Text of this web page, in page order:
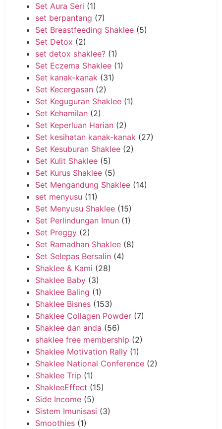
Set Aura Seri (1)
set berpantang (7)
Set Breastfeeding Shaklee (5)
Set Detox (2)
set detox shaklee? (1)
Set Eczema Shaklee (1)
Set kanak-kanak (31)
Set Kecergasan (2)
Set Keguguran Shaklee (1)
Set Kehamilan (2)
Set Keperluan Harian (2)
Set kesihatan kanak-kanak (27)
Set Kesuburan Shaklee (2)
Set Kulit Shaklee (5)
Set Kurus Shaklee (5)
Set Mengandung Shaklee (14)
set menyusu (11)
Set Menyusu Shaklee (15)
Set Perlindungan Imun (1)
Set Preggy (2)
Set Ramadhan Shaklee (8)
Set Selepas Bersalin (4)
Shaklee & Kami (28)
Shaklee Baby (3)
Shaklee Baling (1)
Shaklee Bisnes (153)
Shaklee Collagen Powder (7)
Shaklee dan anda (56)
shaklee free membership (2)
Shaklee Motivation Rally (1)
Shaklee National Conference (2)
Shaklee Trip (1)
ShakleeEffect (15)
Side Income (5)
Sistem Imunisasi (3)
Smoothies (1)